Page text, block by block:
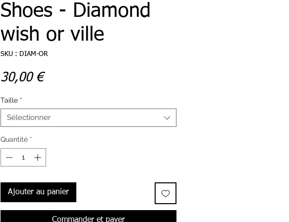
Shoes - Diamond
wish or ville
SKU : DIAM-OR
30,00 €Prix
Taille *
Sélectionner
Quantité *
Ajouter au panier
Commander et payer